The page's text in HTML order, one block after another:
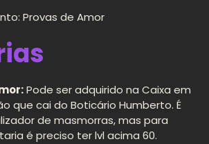
Provas de Amor
Pode ser adquirido na Caixa em
que cai do Boticário Humberto. É
de masmorras, mas para
é preciso ter lvl acima 60.